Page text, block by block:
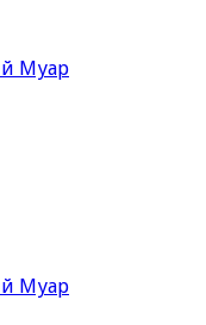
Муар
Муар